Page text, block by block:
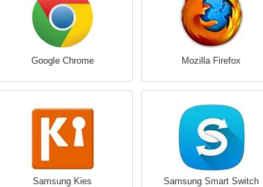
Google Chrome Mozilla Firefox
Samsung Kies Samsung Smart Switch